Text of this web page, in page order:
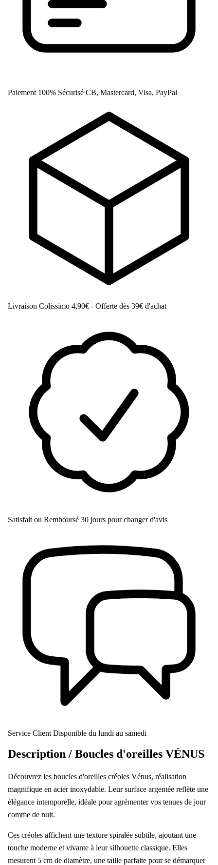
Paiement 100% Sécurisé CB, Mastercard, Visa, PayPal
Livraison Colissimo 4,90€ - Offerte dès 39€ d'achat
Satisfait ou Remboursé 30 jours pour changer d'avis
Service Client Disponible du lundi au samedi
Description / Boucles d'oreilles VÉNUS
Découvrez les boucles d'oreilles créoles Vénus, réalisation
magnifique en acier inoxydable. Leur surface argentée reflète une
élégance intemporelle, idéale pour agrémenter vos tenues de jour
comme de nuit.
Ces créoles affichent une texture spiralée subtile, ajoutant une
touche moderne et vivante à leur silhouette classique. Elles
mesurent 5 cm de diamètre, une taille parfaite pour se démarquer